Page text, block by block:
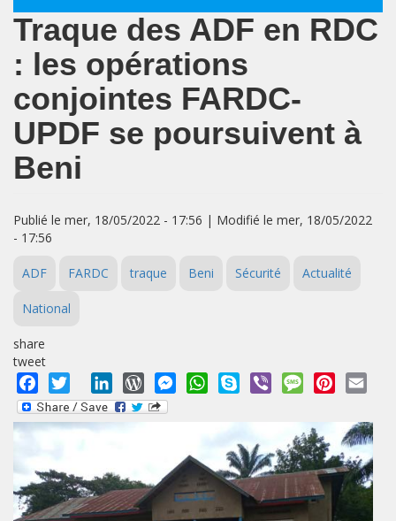
Traque des ADF en RDC
: les opérations
conjointes FARDC-
UPDF se poursuivent à
Beni
Publié le mer, 18/05/2022 - 17:56 | Modifié le mer, 18/05/2022
- 17:56
ADF FARDC traque Beni Sécurité Actualité
National
share
tweet
Facebook
Twitter LinkedInWordPressMessengerWhatsApp
Skype Viber MessagePinterest